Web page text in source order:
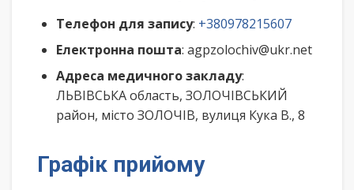
Телефон для запису: +380978215607
Електронна пошта: agpzolochiv@ukr.net
Адреса медичного закладу:
ЛЬВІВСЬКА область, ЗОЛОЧІВСЬКИЙ
район, місто ЗОЛОЧІВ, вулиця Кука В., 8
Графік прийому